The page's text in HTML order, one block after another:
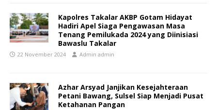
Kapolres Takalar AKBP Gotam Hidayat
Hadiri Apel Siaga Pengawasan Masa
Tenang Pemilukada 2024 yang Diinisiasi
Bawaslu Takalar
22 November 2024 Admin admin
Azhar Arsyad Janjikan Kesejahteraan
Petani Bawang, Sulsel Siap Menjadi Pusat
Ketahanan Pangan